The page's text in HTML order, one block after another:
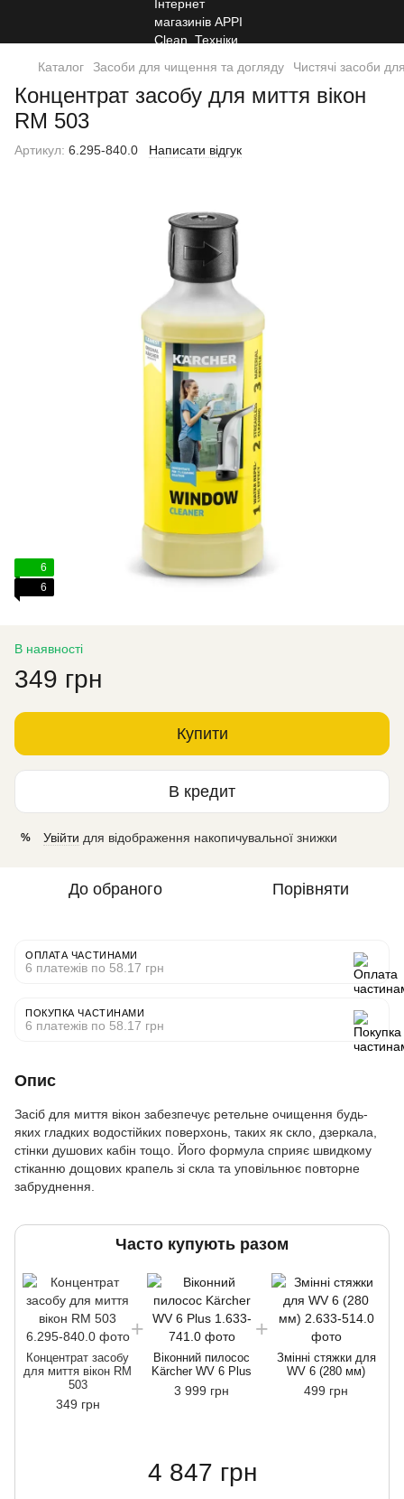
Каталог Засоби для чищення та догляду Чистячі засоби
Концентрат засобу для миття вікон
RM 503
Артикул: 6.295-840.0 Написати відгук
6
6
В наявності
349 грн
Купити
В кредит
% Увійти для відображення накопичувальної знижки
До обраного Порівняти
ОПЛАТА ЧАСТИНАМИ
6 платежів по 58.17 грн
ПОКУПКА ЧАСТИНАМИ
6 платежів по 58.17 грн
Опис
Засіб для миття вікон забезпечує ретельне очищення будь-
яких гладких водостійких поверхонь, таких як скло, дзеркала,
стінки душових кабін тощо. Його формула сприяє швидкому
стіканню дощових крапель зі скла та уповільнює повторне
забруднення.
Часто купують разом
Концентрат засобу
для миття вікон RM
503
349 грн
Віконний пилосос
Kärcher WV 6 Plus
3 999 грн
Змінні стяжки для
WV 6 (280 мм)
499 грн
4 847 грн